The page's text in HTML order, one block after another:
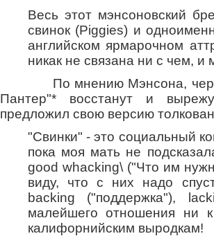
Весь этот мэнсоновский
свинок (Piggies) и
английском ярмарочном
никак не связана ни с чем, и
По мнению Мэнсона,
Пантер"* восстанут и
предложил свою версию
"Свинки" - это социальный
пока моя мать не
good whacking\ ("Что им
виду, что с них надо
backing ("поддержка"),
малейшего отношения ни
калифорнийским выродкам!